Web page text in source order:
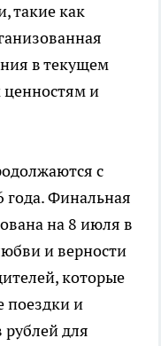
такие как
в текущем
и
с
года. Финальная
на 8 июля в
и верности
которые
поездки и
для